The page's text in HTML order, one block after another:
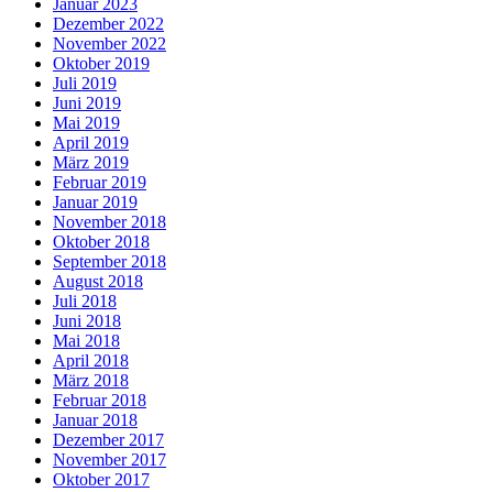
Januar 2023
Dezember 2022
November 2022
Oktober 2019
Juli 2019
Juni 2019
Mai 2019
April 2019
März 2019
Februar 2019
Januar 2019
November 2018
Oktober 2018
September 2018
August 2018
Juli 2018
Juni 2018
Mai 2018
April 2018
März 2018
Februar 2018
Januar 2018
Dezember 2017
November 2017
Oktober 2017